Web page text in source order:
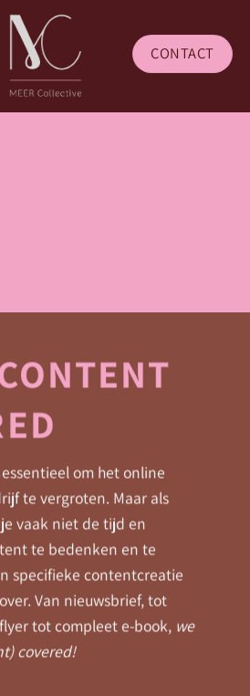
CONTACT
om het online
te vergroten. Maar als
vaak niet de tijd en
te bedenken en te
specifieke contentcreatie
Van nieuwsbrief, tot
tot compleet e-book, we
covered!